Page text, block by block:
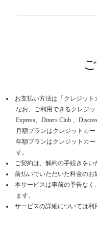
お支払い方法は「クレジット
なお、ご利用できるクレジッ
Express、Diners Club 、
月額プランはクレジットカー
年額プランはクレジットカ
す。
ご契約は、解約の手続きをい
前払いでいただいた料金のお
本サービスは事前の予告なく
ます。
サービスの詳細については利